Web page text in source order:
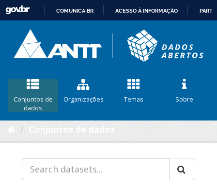
CONTEÚDO
COMUNICA BR ACESSO À INFORMAÇÃO
Conjuntos de
dados
Organizações Temas Sobre